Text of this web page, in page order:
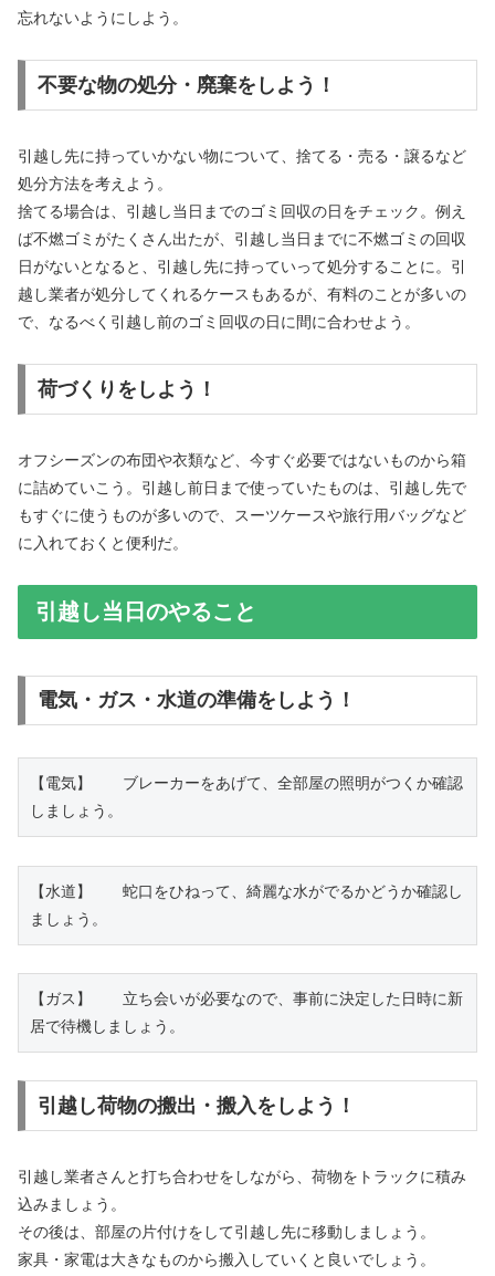
忘れないようにしよう。
不要な物の処分・廃棄をしよう！
引越し先に持っていかない物について、捨てる・売る・譲るなど
処分方法を考えよう。
捨てる場合は、引越し当日までのゴミ回収の日をチェック。例え
ば不燃ゴミがたくさん出たが、引越し当日までに不燃ゴミの回収
日がないとなると、引越し先に持っていって処分することに。引
越し業者が処分してくれるケースもあるが、有料のことが多いの
で、なるべく引越し前のゴミ回収の日に間に合わせよう。
荷づくりをしよう！
オフシーズンの布団や衣類など、今すぐ必要ではないものから箱
に詰めていこう。引越し前日まで使っていたものは、引越し先で
もすぐに使うものが多いので、スーツケースや旅行用バッグなど
に入れておくと便利だ。
引越し当日のやること
電気・ガス・水道の準備をしよう！
【電気】　　ブレーカーをあげて、全部屋の照明がつくか確認
しましょう。
【水道】　　蛇口をひねって、綺麗な水がでるかどうか確認し
ましょう。
【ガス】　　立ち会いが必要なので、事前に決定した日時に新
居で待機しましょう。
引越し荷物の搬出・搬入をしよう！
引越し業者さんと打ち合わせをしながら、荷物をトラックに積み
込みましょう。
その後は、部屋の片付けをして引越し先に移動しましょう。
家具・家電は大きなものから搬入していくと良いでしょう。